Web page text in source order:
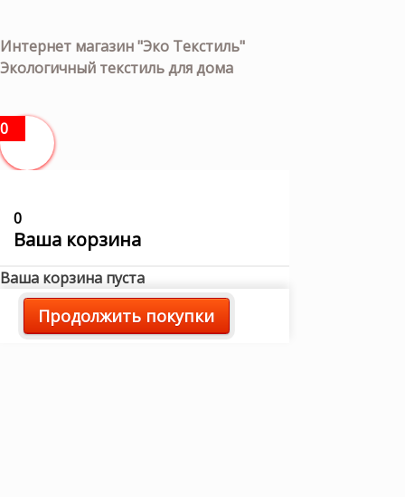
Интернет магазин "Эко Текстиль"
Экологичный текстиль для дома
0
0
Ваша корзина
Ваша корзина пуста
Продолжить покупки